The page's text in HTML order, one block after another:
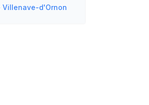
Villenave-d'Ornon